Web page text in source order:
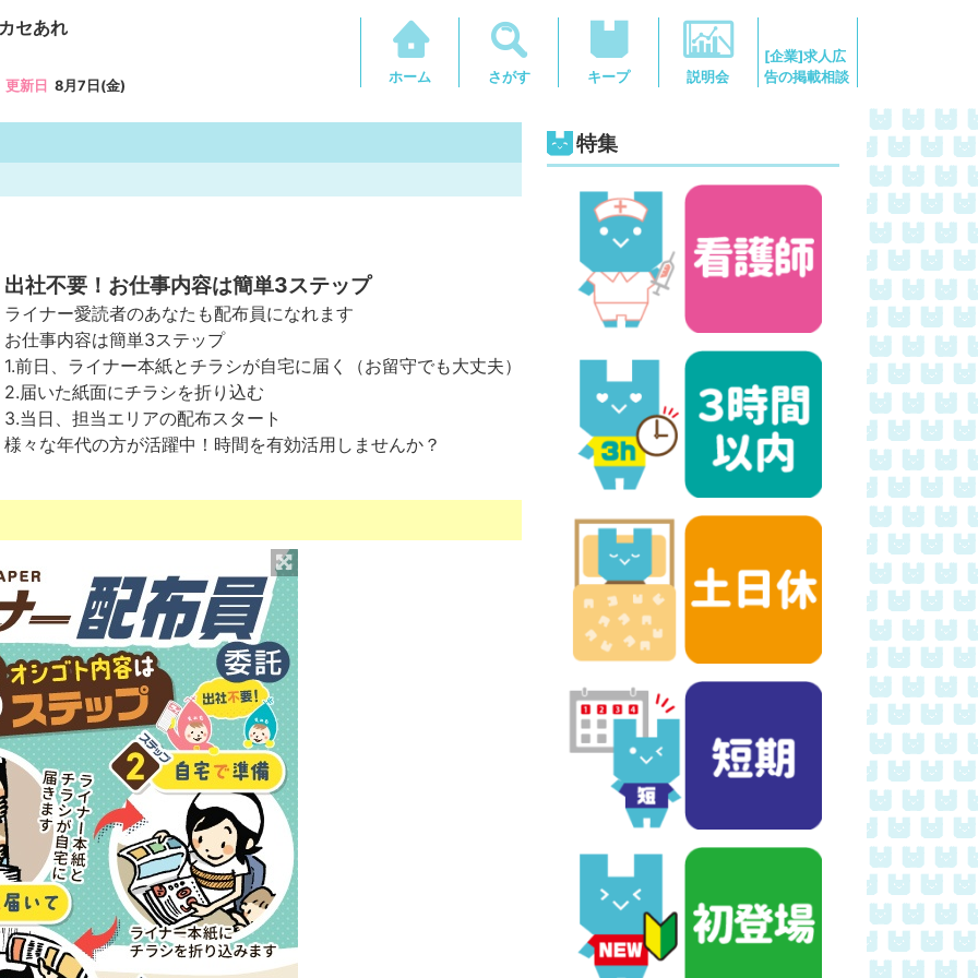
セあれ
更新日 8月7日(金)
ホーム さがす キープ 説明会
[企業]求人広
告の掲載相談
出社不要！お仕事内容は簡単3ステップ
ライナー愛読者のあなたも配布員になれます
お仕事内容は簡単3ステップ
1.前日、ライナー本紙とチラシが自宅に届く（お留守でも大丈夫）
2.届いた紙面にチラシを折り込む
3.当日、担当エリアの配布スタート
様々な年代の方が活躍中！時間を有効活用しませんか？
特集